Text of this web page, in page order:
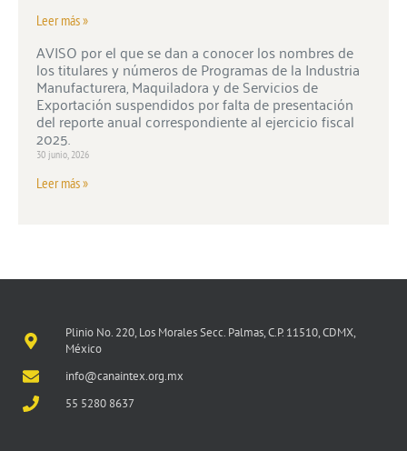
Leer más »
AVISO por el que se dan a conocer los nombres de
los titulares y números de Programas de la Industria
Manufacturera, Maquiladora y de Servicios de
Exportación suspendidos por falta de presentación
del reporte anual correspondiente al ejercicio fiscal
2025.
30 junio, 2026
Leer más »
Plinio No. 220, Los Morales Secc. Palmas, C.P. 11510, CDMX,
México
info@canaintex.org.mx
55 5280 8637